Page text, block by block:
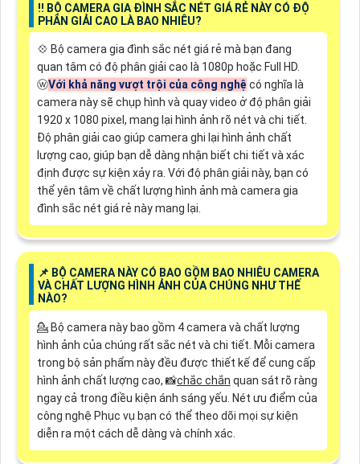
‼️ BỘ CAMERA GIA ĐÌNH SẮC NÉT GIÁ RẺ NÀY CÓ ĐỘ
PHÂN GIẢI CAO LÀ BAO NHIÊU?
💠 Bộ camera gia đình sắc nét giá rẻ mà bạn đang
quan tâm có độ phân giải cao là 1080p hoặc Full HD.
ⓦVới khả năng vượt trội của công nghệ có nghĩa là
camera này sẽ chụp hình và quay video ở độ phân giải
1920 x 1080 pixel, mang lại hình ảnh rõ nét và chi tiết.
Độ phân giải cao giúp camera ghi lại hình ảnh chất
lượng cao, giúp bạn dễ dàng nhận biết chi tiết và xác
định được sự kiện xảy ra. Với độ phân giải này, bạn có
thể yên tâm về chất lượng hình ảnh mà camera gia
đình sắc nét giá rẻ này mang lại.
📌 BỘ CAMERA NÀY CÓ BAO GỒM BAO NHIÊU CAMERA
VÀ CHẤT LƯỢNG HÌNH ẢNH CỦA CHÚNG NHƯ THẾ
NÀO?
💁 Bộ camera này bao gồm 4 camera và chất lượng
hình ảnh của chúng rất sắc nét và chi tiết. Mỗi camera
trong bộ sản phẩm này đều được thiết kế để cung cấp
hình ảnh chất lượng cao, 📸chắc chắn quan sát rõ ràng
ngay cả trong điều kiện ánh sáng yếu. Nét ưu điểm của
công nghệ Phục vụ bạn có thể theo dõi mọi sự kiện
diễn ra một cách dễ dàng và chính xác.